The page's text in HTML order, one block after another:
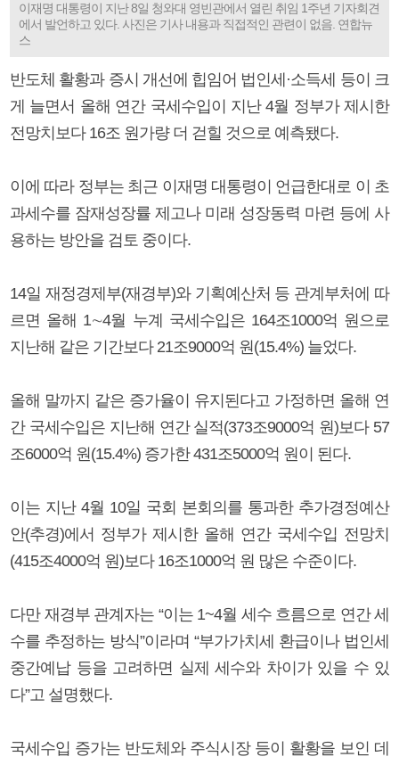
이재명 대통령이 지난 8일 청와대 영빈관에서 열린 취임 1주년 기자회견
에서 발언하고 있다. 사진은 기사 내용과 직접적인 관련이 없음. 연합뉴
스
반도체 활황과 증시 개선에 힙임어 법인세·소득세 등이 크
게 늘면서 올해 연간 국세수입이 지난 4월 정부가 제시한
전망치보다 16조 원가량 더 걷힐 것으로 예측됐다.
이에 따라 정부는 최근 이재명 대통령이 언급한대로 이 초
과세수를 잠재성장률 제고나 미래 성장동력 마련 등에 사
용하는 방안을 검토 중이다.
14일 재정경제부(재경부)와 기획예산처 등 관계부처에 따
르면 올해 1∼4월 누계 국세수입은 164조1000억 원으로
지난해 같은 기간보다 21조9000억 원(15.4%) 늘었다.
올해 말까지 같은 증가율이 유지된다고 가정하면 올해 연
간 국세수입은 지난해 연간 실적(373조9000억 원)보다 57
조6000억 원(15.4%) 증가한 431조5000억 원이 된다.
이는 지난 4월 10일 국회 본회의를 통과한 추가경정예산
안(추경)에서 정부가 제시한 올해 연간 국세수입 전망치
(415조4000억 원)보다 16조1000억 원 많은 수준이다.
다만 재경부 관계자는 “이는 1~4월 세수 흐름으로 연간 세
수를 추정하는 방식”이라며 “부가가치세 환급이나 법인세
중간예납 등을 고려하면 실제 세수와 차이가 있을 수 있
다”고 설명했다.
국세수입 증가는 반도체와 주식시장 등이 활황을 보인 데